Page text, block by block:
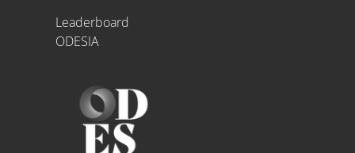
Leaderboard
ODESIA